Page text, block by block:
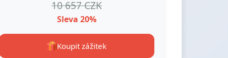
10 657 CZK
Sleva 20%
Koupit zážitek